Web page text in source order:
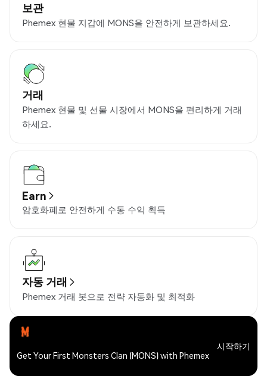
보관
Phemex 현물 지갑에 MONS을 안전하게 보관하세요.
거래
Phemex 현물 및 선물 시장에서 MONS을 편리하게 거래
하세요.
Earn
암호화폐로 안전하게 수동 수익 획득
자동 거래
Phemex 거래 봇으로 전략 자동화 및 최적화
Get Your First Monsters Clan (MONS) with Phemex
시작하기